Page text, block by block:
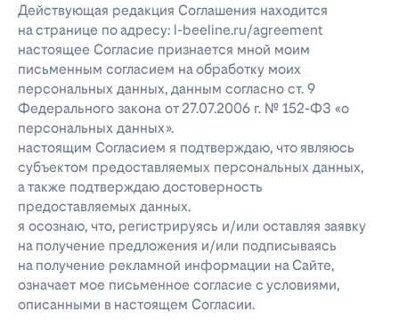
Действующая редакция Соглашения находится
на странице по адресу: l-beeline.ru/agreement
настоящее Согласие признается мной моим
письменным согласием на обработку моих
персональных данных, данным согласно ст. 9
Федерального закона от 27.07.2006 г. № 152-ФЗ «о
персональных данных».
настоящим Согласием я подтверждаю, что являюсь
субъектом предоставляемых персональных данных,
а также подтверждаю достоверность
предоставляемых данных.
я осознаю, что, регистрируясь и/или оставляя заявку
на получение предложения и/или подписываясь
на получение рекламной информации на Сайте,
означает мое письменное согласие с условиями,
описанными в настоящем Согласии.